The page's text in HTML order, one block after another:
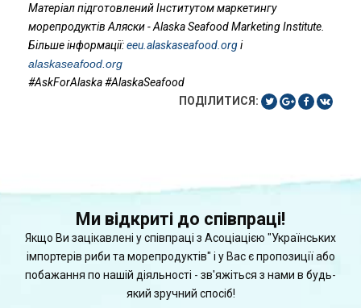
Матеріал підготовлений Інститутом маркетингу
морепродуктів Аляски - Alaska Seafood Marketing Institute.
Більше інформації:eeu.alaskaseafood.orgі
alaskaseafood.org
#AskForAlaska #AlaskaSeafood
ПОДІЛИТИСЯ:
Ми відкриті до співпраці!
Якщо Ви зацікавлені у співпраці з Асоціацією "Українських
імпортерів риби та морепродуктів" і у Вас є пропозиції або
побажання по нашій діяльності - зв'яжіться з нами в будь-
який зручний спосіб!